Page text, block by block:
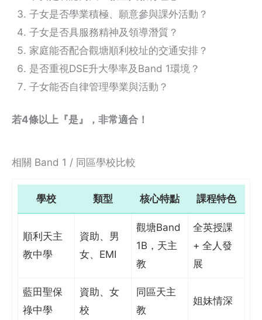
子女是否學業積極、願意參與課外活動？
子女是否具服務精神及領導潛質？
家庭能否配合觀塘順利校址的交通安排？
是否重視DSE升大學率及Band 1環境？
子女能否自律管理學業與活動？
若4條以上『是』，非常適合！
相關 Band 1 / 同區學校比較
學校 類型 核心特點 課程特色
順利天主
教中學
資助、男
女、EMI
觀塘Band
1B，天主
教
全英授課
+ 全人發
展
藍田聖保
祿中學
資助、女
校
同區天主
教
姐妹情深